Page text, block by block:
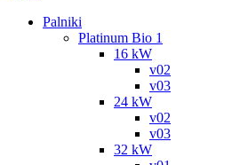
Palniki
Platinum Bio 1
16 kW
v02
v03
24 kW
v02
v03
32 kW